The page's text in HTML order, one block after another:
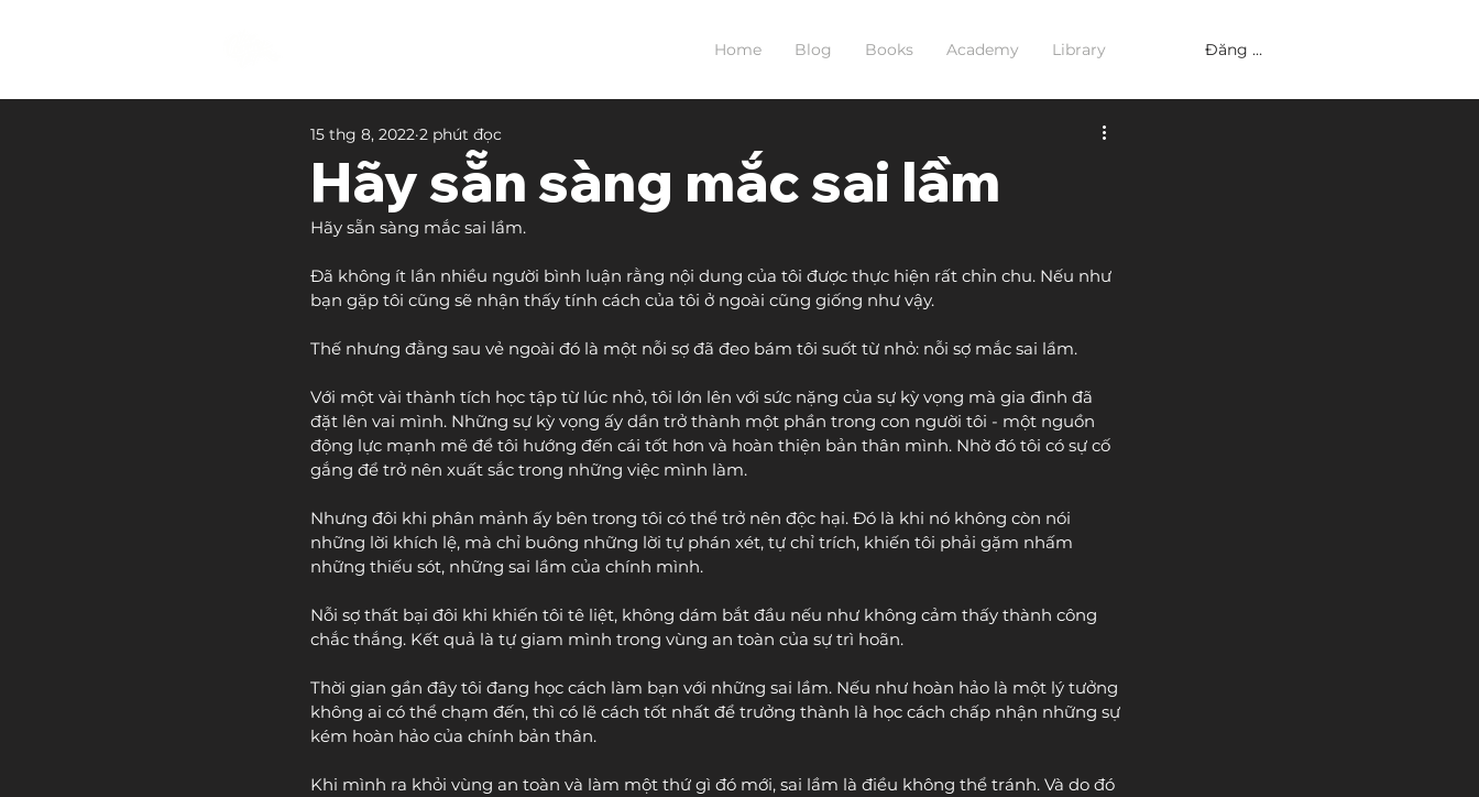
Home Blog Books Academy Library Đăng nhập
Hãy sẵn sàng mắc sai lầm
15 thg 8, 2022 2 phút đọc
Hãy sẵn sàng mắc sai lầm.
Đã không ít lần nhiều người bình luận rằng nội dung của tôi được thực hiện rất chỉn chu. Nếu như
bạn gặp tôi cũng sẽ nhận thấy tính cách của tôi ở ngoài cũng giống như vậy.
Thế nhưng đằng sau vẻ ngoài đó là một nỗi sợ đã đeo bám tôi suốt từ nhỏ: nỗi sợ mắc sai lầm.
Với một vài thành tích học tập từ lúc nhỏ, tôi lớn lên với sức nặng của sự kỳ vọng mà gia đình đã
đặt lên vai mình. Những sự kỳ vọng ấy dần trở thành một phần trong con người tôi - một nguồn
động lực mạnh mẽ để tôi hướng đến cái tốt hơn và hoàn thiện bản thân mình. Nhờ đó tôi có sự cố
gắng để trở nên xuất sắc trong những việc mình làm.
Nhưng đôi khi phân mảnh ấy bên trong tôi có thể trở nên độc hại. Đó là khi nó không còn nói
những lời khích lệ, mà chỉ buông những lời tự phán xét, tự chỉ trích, khiến tôi phải gặm nhấm
những thiếu sót, những sai lầm của chính mình.
Nỗi sợ thất bại đôi khi khiến tôi tê liệt, không dám bắt đầu nếu như không cảm thấy thành công
chắc thắng. Kết quả là tự giam mình trong vùng an toàn của sự trì hoãn.
Thời gian gần đây tôi đang học cách làm bạn với những sai lầm. Nếu như hoàn hảo là một lý tưởng
không ai có thể chạm đến, thì có lẽ cách tốt nhất để trưởng thành là học cách chấp nhận những sự
kém hoàn hảo của chính bản thân.
Khi mình ra khỏi vùng an toàn và làm một thứ gì đó mới, sai lầm là điều không thể tránh. Và do đó